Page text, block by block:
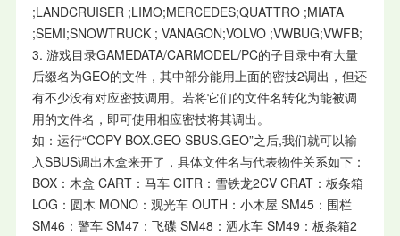
;LANDCRUISER ;LIMO;MERCEDES;QUATTRO ;MIATA
;SEMI;SNOWTRUCK ; VANAGON;VOLVO ;VWBUG;VWFB;
3. 游戏目录GAMEDATA/CARMODEL/PC的子目录中有大量
后缀名为GEO的文件，其中部分能用上面的密技2调出，但还
有不少没有对应密技调用。若将它们的文件名转化为能被调
用的文件名，即可使用相应密技将其调出。
如：运行“COPY BOX.GEO SBUS.GEO”之后,我们就可以输
入SBUS调出木盒来开了，具体文件名与代表物件关系如下：
BOX：木盒 CART：马车 CITR：雪铁龙2CV CRAT：板条箱
LOG：圆木 MONO：观光车 OUTH：小木屋 SM45：围栏
SM46：警车 SM47：飞碟 SM48：洒水车 SM49：板条箱2